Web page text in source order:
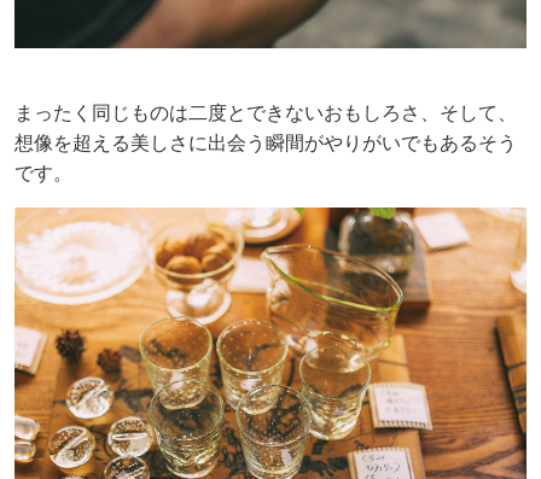
まったく同じものは二度とできないおもしろさ、そして、
想像を超える美しさに出会う瞬間がやりがいでもあるそう
です。